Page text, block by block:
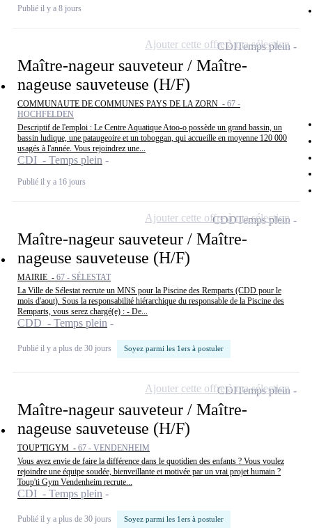
Publié il y a 8 jours
Maître-nageur sauveteur / Maître-
nageuse sauveteuse (H/F)
COMMUNAUTE DE COMMUNES PAYS DE LA ZORN - 67 -
HOCHFELDEN
Descriptif de l'emploi : Le Centre Aquatique Atoo-o possède un grand bassin, un
bassin ludique, une pataugeoire et un toboggan, qui accueille en moyenne 120 000
usagés à l'année. Vous rejoindrez une...
CDI - Temps plein
Publié il y a 16 jours
CDITemps plein
Ajouter cette offre à ma sélection
Maître-nageur sauveteur / Maître-
nageuse sauveteuse (H/F)
MAIRIE - 67 - SÉLESTAT
La Ville de Sélestat recrute un MNS pour la Piscine des Remparts (CDD pour le
mois d'aout). Sous la responsabilité hiérarchique du responsable de la Piscine des
Remparts, vous serez chargé(e) : - De...
CDD - Temps plein
Publié il y a plus de 30 jours Soyez parmi les 1ers à postuler
CDDTemps plein
Ajouter cette offre à ma sélection
Maître-nageur sauveteur / Maître-
nageuse sauveteuse (H/F)
TOUP'TIGYM - 67 - VENDENHEIM
Vous avez envie de faire la différence dans le quotidien des enfants ? Vous voulez
rejoindre une équipe soudée, bienveillante et motivée par un vrai projet humain ?
Toup'ti Gym Vendenheim recrute...
CDI - Temps plein
Publié il y a plus de 30 jours Soyez parmi les 1ers à postuler
CDITemps plein
Ajouter cette offre à ma sélection